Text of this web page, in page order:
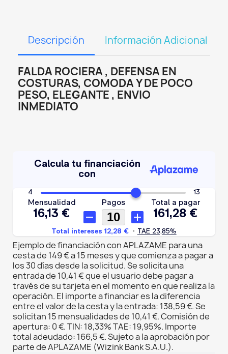
Descripción Información Adicional
FALDA ROCIERA , DEFENSA EN
COSTURAS, COMODA Y DE POCO
PESO, ELEGANTE , ENVIO
INMEDIATO
Ejemplo de financiación con APLAZAME para una
cesta de 149 € a 15 meses y que comienza a pagar a
los 30 días desde la solicitud. Se solicita una
entrada de 10,41 € que el usuario debe pagar a
través de su tarjeta en el momento en que realiza la
operación. El importe a financiar es la diferencia
entre el valor de la cesta y la entrada: 138,59 €. Se
solicitan 15 mensualidades de 10,41 €. Comisión de
apertura: 0 €. TIN: 18,33% TAE: 19,95%. Importe
total adeudado: 166,5 €. Sujeto a la aprobación por
parte de APLAZAME (Wizink Bank S.A.U.).